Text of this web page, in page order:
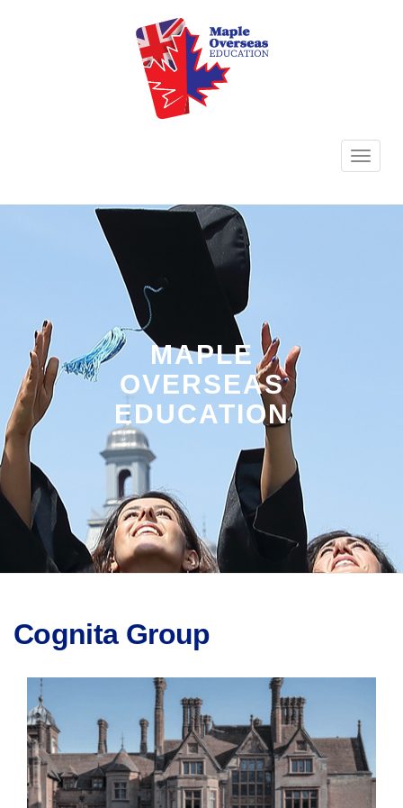
MAPLE
OVERSEAS
EDUCATION
Cognita Group